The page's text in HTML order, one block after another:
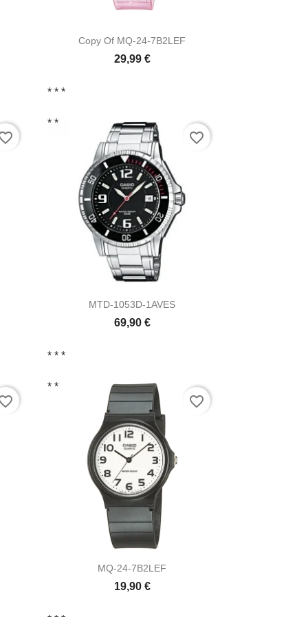
Vista ràpida
Copy Of MQ-24-7B2LEF
29,99 €
* * *
Vista ràpida
MTD-1053D-1AVES
69,90 €
* *
* *
*
favorite_border
Vista ràpida
MQ-24-7B2LEF
19,90 €
* *
favorite_border